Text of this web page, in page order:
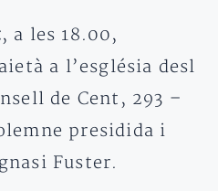
, a les 18.00,
a l’església desl
de Cent, 293 –
presidida i
Fuster.